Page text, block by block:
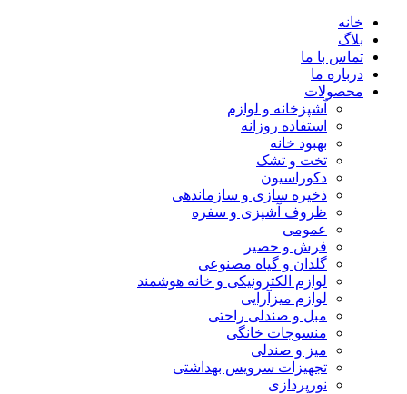
خانه
بلاگ
تماس با ما
درباره ما
محصولات
آشپزخانه و لوازم
استفاده روزانه
بهبود خانه
تخت و تشک
دکوراسیون
ذخیره سازی و سازماندهی
ظروف آشپزی و سفره
عمومی
فرش و حصیر
گلدان و گیاه مصنوعی
لوازم الکترونیکی و خانه هوشمند
لوازم میزآرایی
مبل و صندلی راحتی
منسوجات خانگی
میز و صندلی
تجهیزات سرویس بهداشتی
نورپردازی